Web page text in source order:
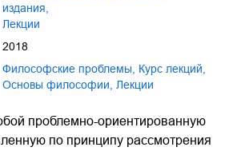
издания
лекции
2018
философские проблемы курс лекций
основы философии
лекции
проблемно-ориентированную
по принципу рассмотрения